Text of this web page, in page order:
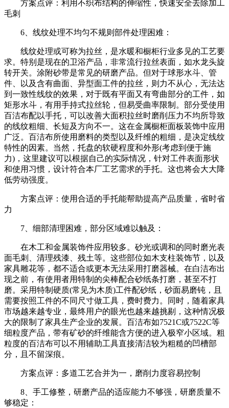
方案点评：利用不织布结构的伸缩性，快速安全去除加工
毛刺
6、线纹处理不均匀不规则部件处理困难：
线纹处理或可称为拉丝，是水暖和橱柜行业多见的工艺要
求。特别是现在的卫浴产品，非常流行拉丝表面，如水龙头旋
转开关。涂附砂带是常见的研磨产品。但对于球形水斗、管
件、以及含有曲面、异型面工件的拉丝，则力不从心，无法达
到一致性线纹的效果，对于既有平面又有弯曲部分的工件，如
矩形水斗，有用手持式拉丝轮，但易受曲率限制。部分受使用
百洁布配以手托，可以改善大面积拉丝时磨削压力不均所导致
的线纹粗细、长短及方向不一。这在金属橱柜面板装饰中应用
广泛。百洁布所使用磨料的类型以及纤维的粗细，是决定线纹
特性的因素。当然，托盘的软硬程度和外形(考虑到便于施
力)，这里建议可以根据自己的实际情况，针对工件表面形状
和使用习惯，设计符合本厂工艺需求的手托。这也将会大大降
低劳动强度。
方案点评：使用合适的手托能帮助提高产品质量，省时省
力
7、细部清理困难，部分区域难以触及：
在木工和金属装饰件应用较多。砂光或调和的同时磨光表
面毛刺、清理残漆、残土等。这些部位如木支柱装饰节，以及
家具雕花等，都不适合或更本无法采用打磨器械。在白洁布出
现之前，有使用者用特制的尖棒配合砂纸条打磨，甚至不打
磨。采用特制硬质(常见为木质)工件配砂纸，砂面易磨钝，且
需要按照工件的不同尺寸做工具，费时费力。同时，随着家具
市场越来越专业，最终用户的眼光也越来越挑剔，这种情况极
大的限制了家具生产企业的发展。百洁布如7521C或7522C等
细粒度产品，带有矿砂的纤维能含方便的进入极窄小区域。粗
粒度的百洁布可以不用辅助工具直接清洁较为粗糙的凹槽部
分，且不留深痕。
方案点评：多道工艺合并为一，磨削力度容易控制
8、手工修整，研磨产品的适应能力不够强，研磨质量不
够稳定：